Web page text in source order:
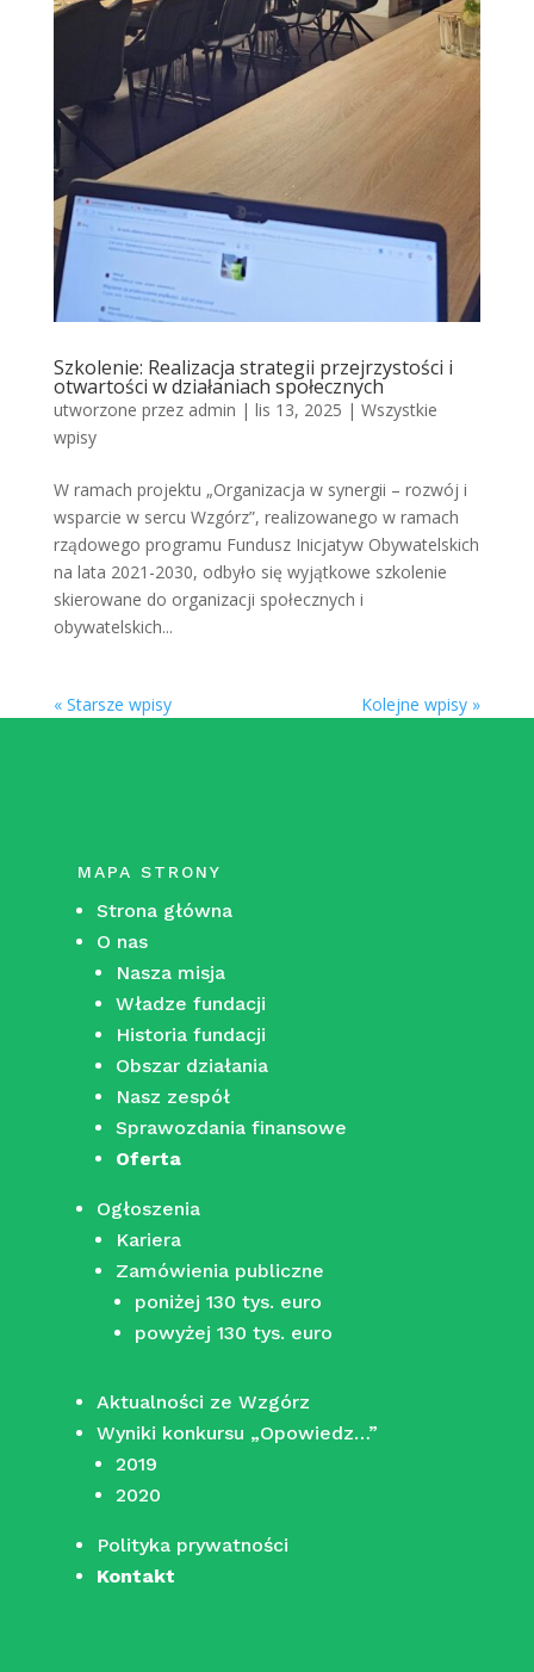
Szkolenie: Realizacja strategii przejrzystości i
otwartości w działaniach społecznych
utworzone przez admin | lis 13, 2025 | Wszystkie
wpisy
W ramach projektu „Organizacja w synergii – rozwój i
wsparcie w sercu Wzgórz”, realizowanego w ramach
rządowego programu Fundusz Inicjatyw Obywatelskich
na lata 2021-2030, odbyło się wyjątkowe szkolenie
skierowane do organizacji społecznych i
obywatelskich...
« Starsze wpisy Kolejne wpisy »
MAPA STRONY
Strona główna
O nas
Nasza misja
Władze fundacji
Historia fundacji
Obszar działania
Nasz zespół
Sprawozdania finansowe
Oferta
Ogłoszenia
Kariera
Zamówienia publiczne
poniżej 130 tys. euro
powyżej 130 tys. euro
Aktualności ze Wzgórz
Wyniki konkursu „Opowiedz…”
2019
2020
Polityka prywatności
Kontakt